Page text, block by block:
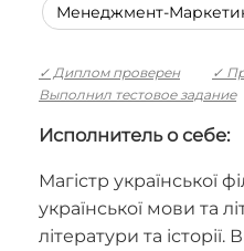
Менеджмент-
✓ Диплом проверен ✓
Выполнил тестовое задание
Исполнитель о себе:
Магістр української
української мови та
літератури та